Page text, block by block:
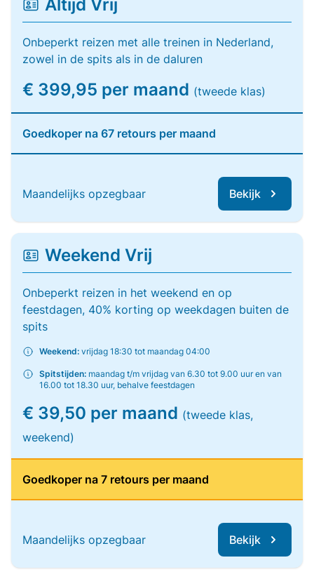
Altijd Vrij
Onbeperkt reizen met alle treinen in Nederland,
zowel in de spits als in de daluren
€ 399,95 per maand (tweede klas)
Goedkoper na 67 retours per maand
Maandelijks opzegbaar Bekijk
Weekend Vrij
Onbeperkt reizen in het weekend en op
feestdagen, 40% korting op weekdagen buiten de
spits
Weekend: vrijdag 18:30 tot maandag 04:00
Spitstijden: maandag t/m vrijdag van 6.30 tot 9.00 uur en van
16.00 tot 18.30 uur, behalve feestdagen
€ 39,50 per maand (tweede klas,
weekend)
Goedkoper na 7 retours per maand
Maandelijks opzegbaar Bekijk